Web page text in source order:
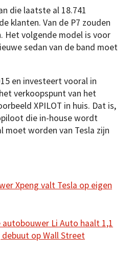
die laatste al 18.741
klanten. Van de P7 zouden
Het volgende model is voor
sedan van de band moet
en investeert vooral in
verkoopspunt van het
XPILOT in huis. Dat is,
die in-house wordt
moet worden van Tesla zijn
Xpeng valt Tesla op eigen
autobouwer Li Auto haalt 1,1
op Wall Street